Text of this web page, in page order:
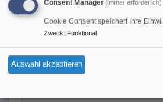
Liturgischer Kalender
Nächster Feiertag:
09.08.2026 10. Sonntag
Consent Manager (immer erforderlich)
Cookie Consent speichert Ihre
Zweck: Funktional
Auswahl akzeptieren